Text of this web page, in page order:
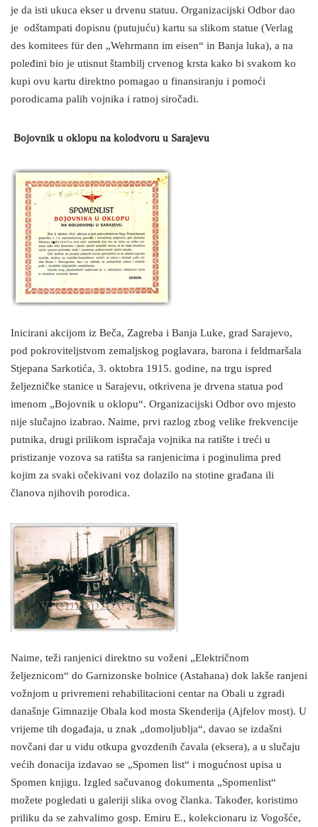
je da isti ukuca ekser u drvenu statuu. Organizacijski Odbor dao
je odštampati dopisnu (putujuću) kartu sa slikom statue (Verlag
des komitees für den „Wehrmann im eisen“ in Banja luka), a na
poleđini bio je utisnut štambilj crvenog krsta kako bi svakom ko
kupi ovu kartu direktno pomagao u finansiranju i pomoći
porodicama palih vojnika i ratnoj siročadi.
Bojovnik u oklopu na kolodvoru u Sarajevu
Inicirani akcijom iz Beča, Zagreba i Banja Luke, grad Sarajevo,
pod pokroviteljstvom zemaljskog poglavara, barona i feldmaršala
Stjepana Sarkotića, 3. oktobra 1915. godine, na trgu ispred
željezničke stanice u Sarajevu, otkrivena je drvena statua pod
imenom „Bojovnik u oklopu“. Organizacijski Odbor ovo mjesto
nije slučajno izabrao. Naime, prvi razlog zbog velike frekvencije
putnika, drugi prilikom ispračaja vojnika na ratište i treći u
pristizanje vozova sa ratišta sa ranjenicima i poginulima pred
kojim za svaki očekivani voz dolazilo na stotine građana ili
članova njihovih porodica.
Naime, teži ranjenici direktno su voženi „Električnom
željeznicom“ do Garnizonske bolnice (Astahana) dok lakše ranjeni
vožnjom u privremeni rehabilitacioni centar na Obali u zgradi
današnje Gimnazije Obala kod mosta Skenderija (Ajfelov most). U
vrijeme tih događaja, u znak „domoljublja“, davao se izdašni
novčani dar u vidu otkupa gvozdenih čavala (eksera), a u slučaju
većih donacija izdavao se „Spomen list“ i mogućnost upisa u
Spomen knjigu. Izgled sačuvanog dokumenta „Spomenlist“
možete pogledati u galeriji slika ovog članka. Također, koristimo
priliku da se zahvalimo gosp. Emiru E., kolekcionaru iz Vogošće,